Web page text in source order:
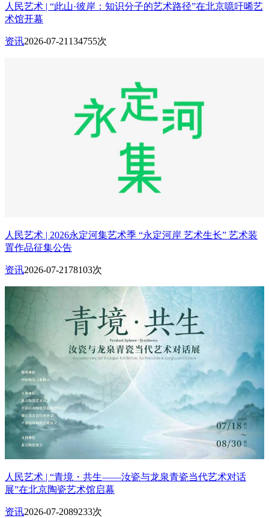
人民艺术 | “此山·彼岸：知识分子的艺术路径”在北京噫吁唏艺
术馆开幕
资讯2026-07-21 134755次
人民艺术 | 2026永定河集艺术季 “永定河岸 艺术生长” 艺术装
置作品征集公告
资讯2026-07-21 78103次
人民艺术 | “青境・共生——汝瓷与龙泉青瓷当代艺术对话
展”在北京陶瓷艺术馆启幕
资讯2026-07-2089233次